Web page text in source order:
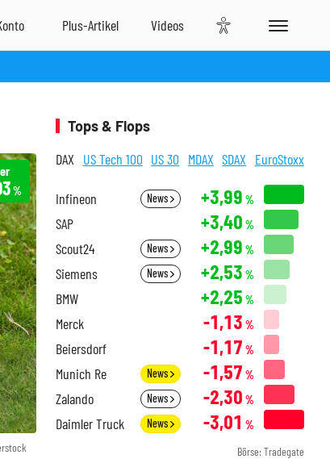
%
Tops & Flops
DAX US Tech 100 US 30 MDAX SDAX EuroStoxx
Infineon News +3,99 %
SAP +3,40 %
Scout24 News +2,99 %
Siemens News +2,53 %
BMW +2,25 %
Merck -1,13 %
Beiersdorf -1,17 %
Munich Re News -1,57 %
Zalando News -2,30 %
Daimler Truck News -3,01 %
Börse: Tradegate